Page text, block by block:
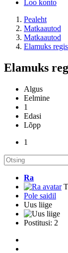
Loo konto
Pealeht
Matkaautod
Matkaautod
Elamuks
Elamuks
Algus
Eelmine
1
Edasi
Lõpp
1
Ra
Pole saidil
Uus liige
Postitusi: 2